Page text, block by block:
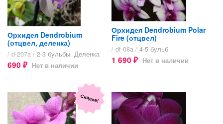
Орхидея Dendrobium
(отцвел, деленка)
/ d-207a / 2-3 бульбы. Деленка
690 ₽ Нет в наличии
Орхидея Dendrobium Polar
Fire (отцвел)
/ df-08a / 4-5 бульб
1 690 ₽ Нет в наличии
Скидка!